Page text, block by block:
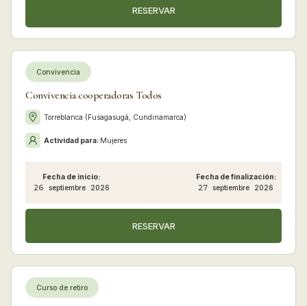
RESERVAR
Convivencia
Convivencia cooperadoras Todos
Torreblanca (Fusagasugá, Cundinamarca)
Actividad para: Mujeres
Fecha de inicio:
26 septiembre 2026
Fecha de finalización:
27 septiembre 2026
RESERVAR
Curso de retiro